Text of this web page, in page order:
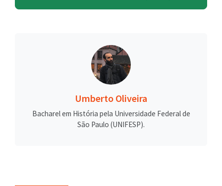
Umberto Oliveira
Bacharel em História pela Universidade Federal de
São Paulo (UNIFESP).